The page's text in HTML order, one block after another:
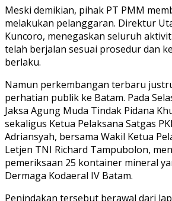
Meski demikian, pihak PT PMM
melakukan pelanggaran. Direktur
Kuncoro, menegaskan seluruh
telah berjalan sesuai prosedur dan
berlaku.
Namun perkembangan terbaru
perhatian publik ke Batam. Pada
Jaksa Agung Muda Tindak Pidana
sekaligus Ketua Pelaksana Satgas
Adriansyah, bersama Wakil Ketua
Letjen TNI Richard Tampubolon,
pemeriksaan 25 kontainer mineral
Dermaga Kodaeral IV Batam.
Penindakan tersebut berawal dari